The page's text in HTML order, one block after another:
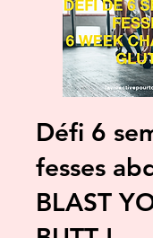
Défi 6
fesses
BLAST